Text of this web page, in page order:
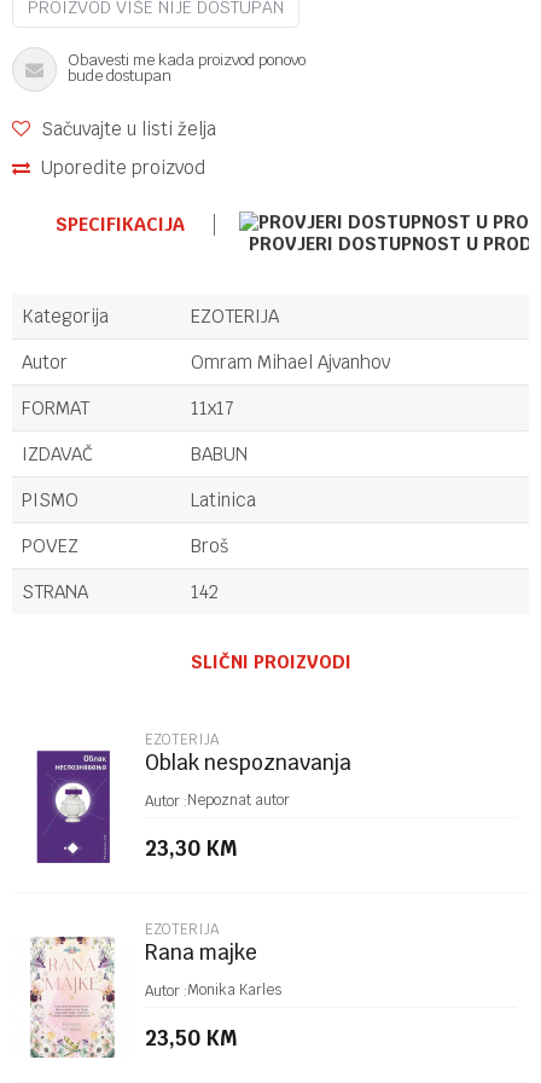
PROIZVOD VIŠE NIJE DOSTUPAN
Obavesti me kada proizvod ponovo
bude dostupan
Sačuvajte u listi želja
Uporedite proizvod
SPECIFIKACIJA
PROVJERI DOSTUPNOST U
Kategorija
EZOTERIJA
Autor
Omram Mihael Ajvanhov
FORMAT
11x17
IZDAVAČ
BABUN
PISMO
Latinica
POVEZ
Broš
STRANA
142
Poruka
POŠALJI
SLIČNI PROIZVODI
EZOTERIJA
Oblak nespoznavanja
Autor :Nepoznat autor
23,30 KM
EZOTERIJA
Rana majke
Autor :Monika Karles
23,50 KM